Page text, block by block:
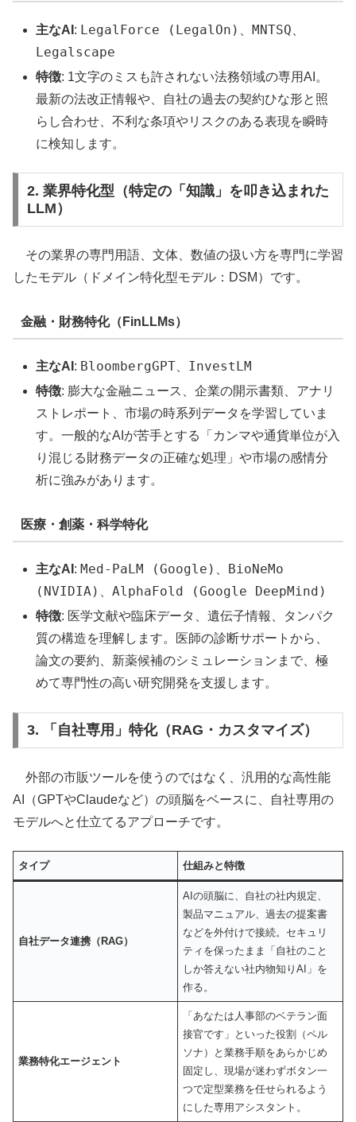
主なAI : LegalForce (LegalOn) MNTSQ
Legalscape
特徴: 1文字のミスも許されない法務領域の専用AI。
最新の法改正情報や、自社の過去の契約ひな形と照
らし合わせ、不利な条項やリスクのある表現を瞬時
に検知します。
2. 業界特化型（特定の「知識」を叩き込まれた
LLM）
その業界の専門用語、文体、数値の扱い方を専門に学習
したモデル（ドメイン特化型モデル：DSM）です。
金融・財務特化（FinLLMs）
主なAI : BloombergGPT InvestLM
特徴: 膨大な金融ニュース、企業の開示書類、アナリ
ストレポート、市場の時系列データを学習していま
す。一般的なAIが苦手とする「カンマや通貨単位が入
り混じる財務データの正確な処理」や市場の感情分
析に強みがあります。
医療・創薬・科学特化
主なAI : Med-PaLM (Google)
BioNeMo
(NVIDIA)
、AlphaFold (Google DeepMind)
特徴: 医学文献や臨床データ、遺伝子情報、タンパク
質の構造を理解します。医師の診断サポートから、
論文の要約、新薬候補のシミュレーションまで、極
めて専門性の高い研究開発を支援します。
3. 「自社専用」特化（RAG・カスタマイズ）
外部の市販ツールを使うのではなく、汎用的な高性能
AI（GPTやClaudeなど）の頭脳をベースに、自社専用の
モデルへと仕立てるアプローチです。
タイプ 仕組みと特徴
自社データ連携（RAG）
AIの頭脳に、自社の社内規定、
製品マニュアル、過去の提案書
などを外付けで接続。セキュリ
ティを保ったまま「自社のこと
しか答えない社内物知りAI」を
作る。
業務特化エージェント
「あなたは人事部のベテラン面
接官です」といった役割（ペル
ソナ）と業務手順をあらかじめ
固定し、現場が迷わずボタン一
つで定型業務を任せられるよう
にした専用アシスタント。